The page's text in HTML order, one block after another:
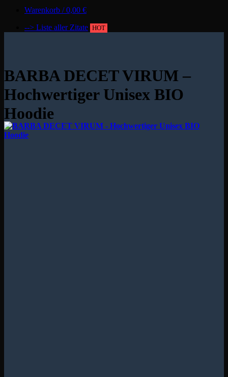
Warenkorb /0,00 €
--> Liste aller Zitate HOT
BARBA DECET VIRUM –
Hochwertiger Unisex BIO
Hoodie